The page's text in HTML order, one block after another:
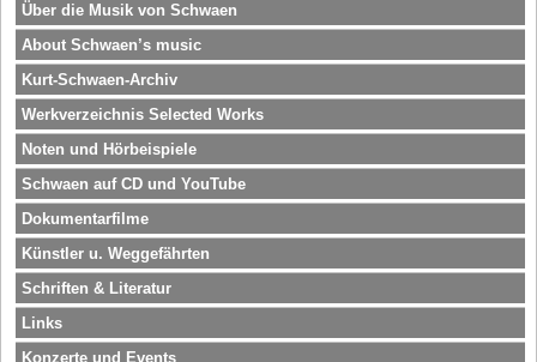
Über die Musik von Schwaen
About Schwaen’s music
Kurt-Schwaen-Archiv
Werkverzeichnis Selected Works
Noten und Hörbeispiele
Schwaen auf CD und YouTube
Dokumentarfilme
Künstler u. Weggefährten
Schriften & Literatur
Links
Konzerte und Events